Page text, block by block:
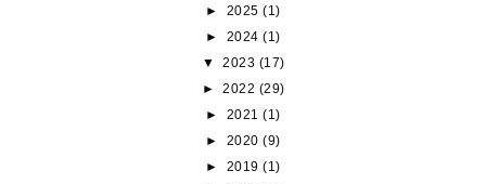
► 2025(1)
► 2024(1)
▼ 2023 (17)
► 2022 (29)
► 2021(1)
► 2020(9)
► 2019(1)